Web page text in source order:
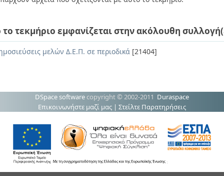
το τεκμήριο εμφανίζεται στην ακόλουθη
μελών Δ.Ε.Π. σε περιοδικά [21404]
DSpace software copyright © 2002-2011 Duraspace
Επικοινωνήστε μαζί μας | Στείλτε Παρατηρήσεις